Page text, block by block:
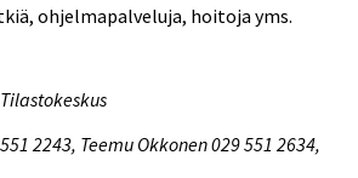
ohjelmapalveluja, hoitoja yms.
2243, Teemu Okkonen 029 551 2634,